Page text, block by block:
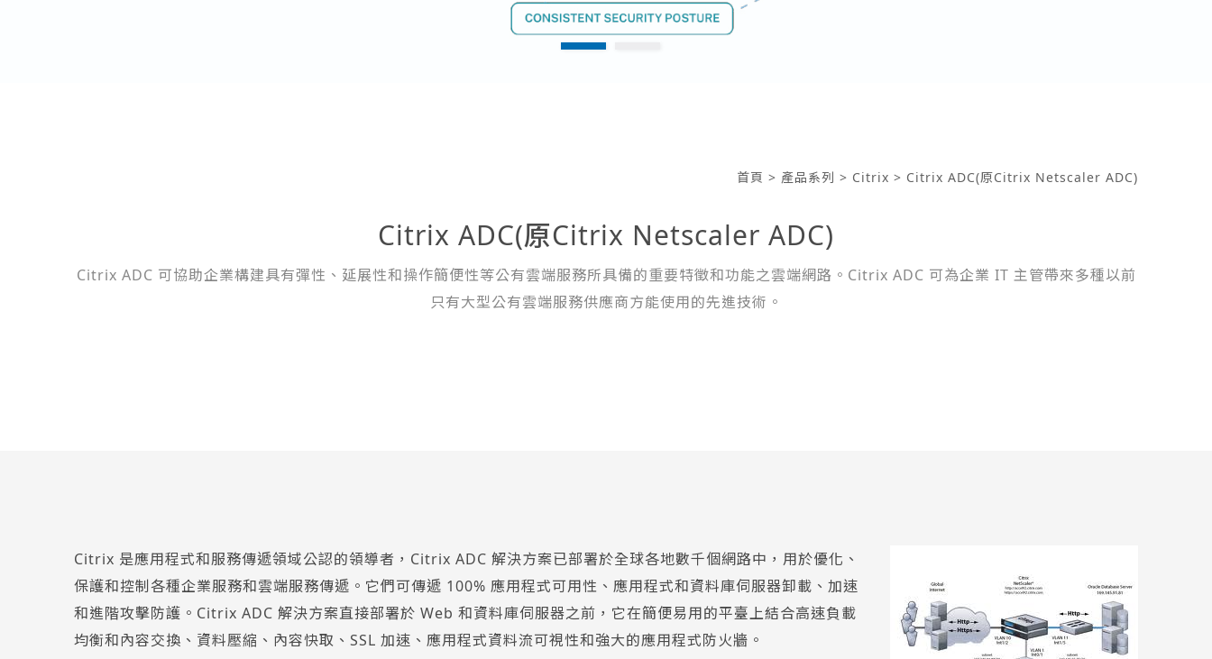
首頁 > 產品系列 > Citrix > Citrix ADC(原Citrix Netscaler ADC)
Citrix ADC(原Citrix Netscaler ADC)
Citrix ADC 可協助企業構建具有彈性、延展性和操作簡便性等公有雲端服務所具備的重要特徵和功能之雲端網路。Citrix ADC 可為企業 IT 主管帶來多種以前
只有大型公有雲端服務供應商方能使用的先進技術。
Citrix 是應用程式和服務傳遞領域公認的領導者，Citrix ADC 解決方案已部署於全球各地數千個網路中，用於優化、
保護和控制各種企業服務和雲端服務傳遞。它們可傳遞 100% 應用程式可用性、應用程式和資料庫伺服器卸載、加速
和進階攻擊防護。Citrix ADC 解決方案直接部署於 Web 和資料庫伺服器之前，它在簡便易用的平臺上結合高速負載
均衡和內容交換、資料壓縮、內容快取、SSL 加速、應用程式資料流可視性和強大的應用程式防火牆。